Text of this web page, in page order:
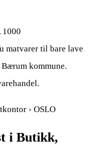
1000
matvarer til bare lave
kommune.
› OSLO
i Butikk,